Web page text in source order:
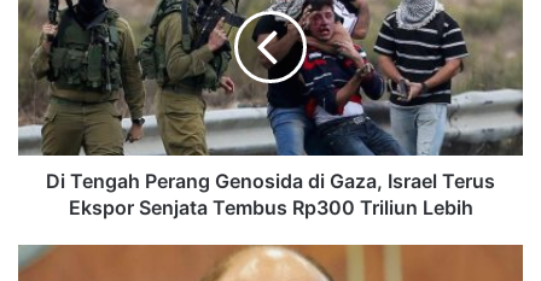
Di Tengah Perang Genosida di Gaza, Israel Terus
Ekspor Senjata Tembus Rp300 Triliun Lebih